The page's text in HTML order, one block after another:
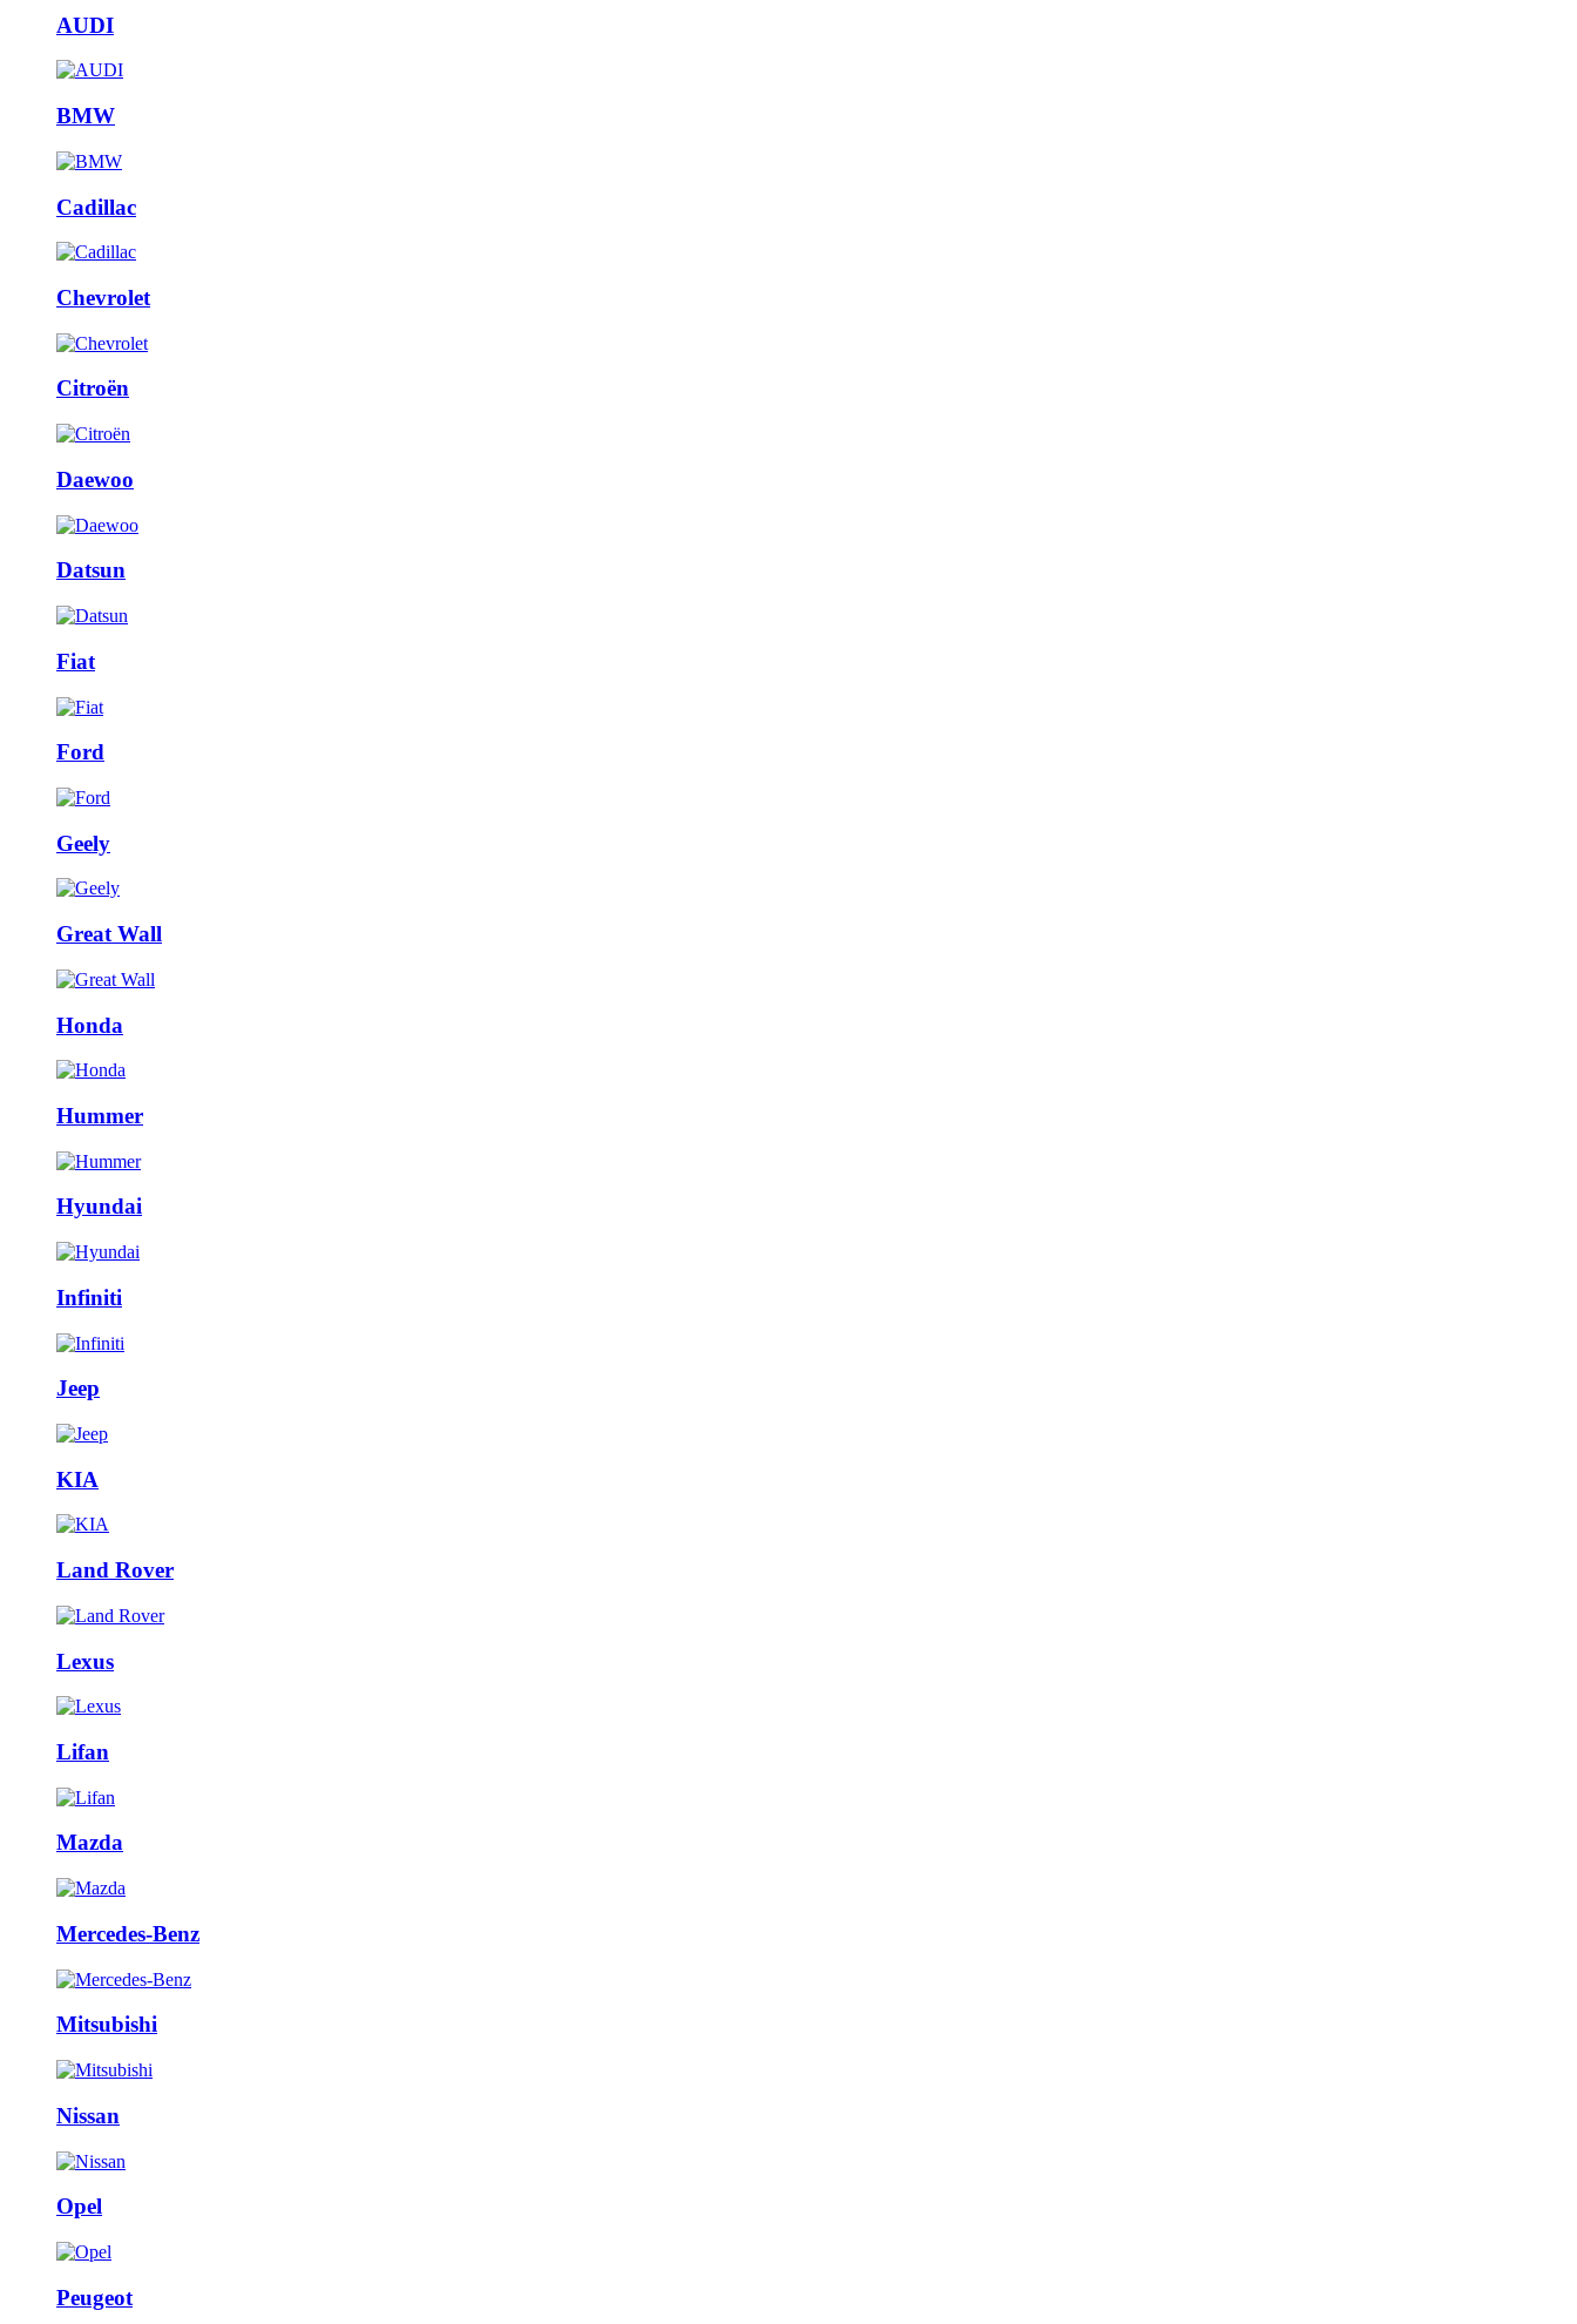
AUDI
BMW
Cadillac
Chevrolet
Citroën
Daewoo
Datsun
Fiat
Ford
Geely
Great Wall
Honda
Hummer
Hyundai
Infiniti
Jeep
KIA
Land Rover
Lexus
Lifan
Mazda
Mercedes-Benz
Mitsubishi
Nissan
Opel
Peugeot